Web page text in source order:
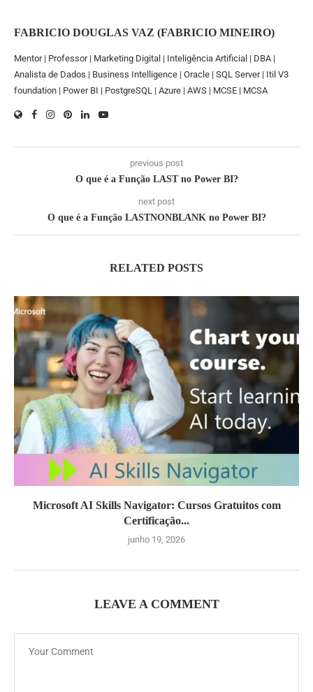
FABRICIO DOUGLAS VAZ (FABRICIO MINEIRO)
Mentor | Professor | Marketing Digital | Inteligência Artificial | DBA |
Analista de Dados | Business Intelligence | Oracle | SQL Server | Itil V3
foundation | Power BI | PostgreSQL | Azure | AWS | MCSE | MCSA
previous post
O que é a Função LAST no Power BI?
next post
O que é a Função LASTNONBLANK no Power BI?
RELATED POSTS
Microsoft AI Skills Navigator: Cursos Gratuitos com
Certificação...
junho 19, 2026
LEAVE A COMMENT